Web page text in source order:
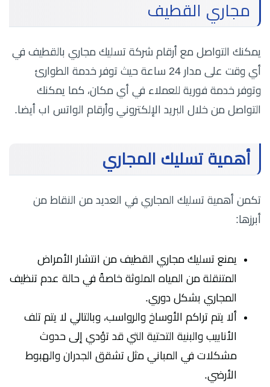
مجاري القطيف
يمكنك التواصل مع أرقام شركة تسليك مجاري بالقطيف في
أي وقت على مدار 24 ساعة حيث توفر خدمة الطوارئ
وتوفر خدمة فورية للعملاء في أي مكان، كما يمكنك
التواصل من خلال البريد الإلكتروني وأرقام الواتس اب أيضا.
أهمية تسليك المجاري
تكمن أهمية تسليك المجاري في العديد من النقاط من
أبرزها:
يمنع تسليك مجاري القطيف من انتشار الأمراض
المتنقلة من المياه الملوثة خاصةً في حالة عدم تنظيف
المجاري بشكل دوري.
ألا يتم تراكم الأوساخ والرواسب، وبالتالي لا يتم تلف
الأنابيب والبنية التحتية التي قد تؤدي إلى حدوث
مشكلات في المباني مثل تشقق الجدران والهبوط
الأرضي.